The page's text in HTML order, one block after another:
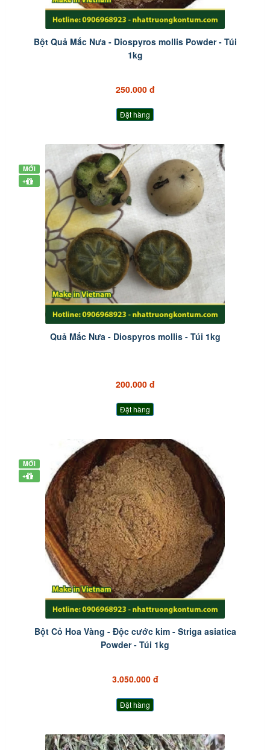
Bột Quả Mắc Nưa - Diospyros mollis Powder - Túi
1kg
250.000 đ
Đặt hàng
MỚI
+
Quả Mắc Nưa - Diospyros mollis - Túi 1kg
200.000 đ
Đặt hàng
MỚI
+
Bột Cỏ Hoa Vàng - Độc cước kim - Striga asiatica
Powder - Túi 1kg
3.050.000 đ
Đặt hàng